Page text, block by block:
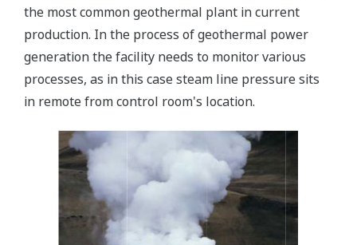
the most common geothermal plant in current
production. In the process of geothermal power
generation the facility needs to monitor various
processes, as in this case steam line pressure sits
in remote from control room's location.